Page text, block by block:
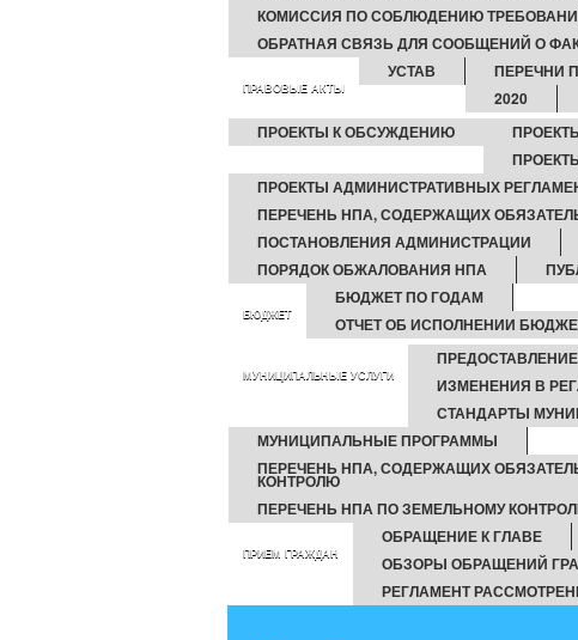
КОМИССИЯ ПО СОБЛЮДЕНИЮ
ОБРАТНАЯ СВЯЗЬ ДЛЯ СООБЩЕНИЙ О
ПРАВОВЫЕ АКТЫ
УСТАВ ПЕРЕЧНИ
2020
ПРОЕКТЫ К ОБСУЖДЕНИЮ
ПРОЕКТЫ АДМИНИСТРАТИВНЫХ
ПЕРЕЧЕНЬ НПА, СОДЕРЖАЩИХ
ПОСТАНОВЛЕНИЯ АДМИНИСТРАЦИИ
ПОРЯДОК ОБЖАЛОВАНИЯ НПА
БЮДЖЕТ
БЮДЖЕТ ПО ГОДАМ
ОТЧЕТ ОБ ИСПОЛНЕНИИ
МУНИЦИПАЛЬНЫЕ УСЛУГИ
ИЗМЕНЕНИЯ В
СТАНДАРТЫ
МУНИЦИПАЛЬНЫЕ ПРОГРАММЫ
ПЕРЕЧЕНЬ НПА, СОДЕРЖАЩИХ
КОНТРОЛЮ
ПЕРЕЧЕНЬ НПА ПО ЗЕМЕЛЬНОМУ
ПРИЕМ ГРАЖДАН
ОБРАЩЕНИЕ К ГЛАВЕ
ОБЗОРЫ ОБРАЩЕНИЙ
РЕГЛАМЕНТ